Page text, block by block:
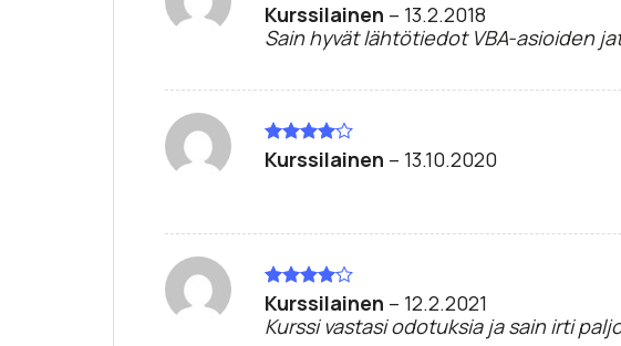
Arvostelu
tuotteesta:
4/ 5
Kurssilainen – 13.2.2018
Sain hyvät lähtötiedot VBA-asioiden
Arvostelu
Kurssilainen – 13.10.2020
Arvostelu
tuotteesta:
4/ 5
Kurssilainen – 12.2.2021
Kurssi vastasi odotuksia ja sain irti